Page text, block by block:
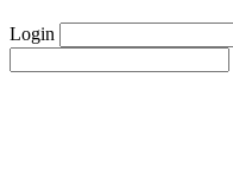
Login